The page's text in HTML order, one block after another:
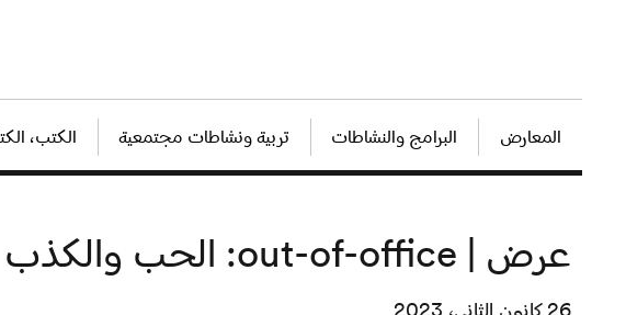
المعارض البرامج والنشاطات تربية ونشاطات مجتمعية الكتب،
عرض | out-of-office: الحب والكذب
26 كانون الثاني، 2023